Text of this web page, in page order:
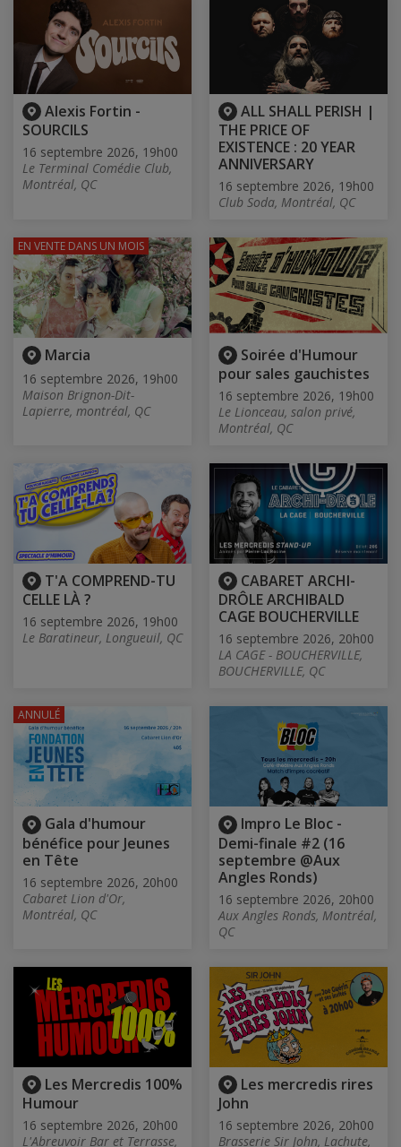
Alexis Fortin -
SOURCILS
16 septembre 2026, 19h00
Le Terminal Comédie Club,
Montréal, QC
ALL SHALL PERISH |
THE PRICE OF
EXISTENCE : 20 YEAR
ANNIVERSARY
16 septembre 2026, 19h00
Club Soda, Montréal, QC
Marcia
16 septembre 2026, 19h00
Maison Brignon-Dit-
Lapierre, montréal, QC
EN VENTE DANS UN MOIS
Soirée d'Humour
pour sales gauchistes
16 septembre 2026, 19h00
Le Lionceau, salon privé,
Montréal, QC
T'A COMPREND-TU
CELLE LÀ ?
16 septembre 2026, 19h00
Le Baratineur, Longueuil, QC
CABARET ARCHI-
DRÔLE ARCHIBALD
CAGE BOUCHERVILLE
16 septembre 2026, 20h00
LA CAGE - BOUCHERVILLE,
BOUCHERVILLE, QC
Gala d'humour
bénéfice pour Jeunes
en Tête
16 septembre 2026, 20h00
Cabaret Lion d'Or,
Montréal, QC
ANNULÉ
Impro Le Bloc -
Demi-finale #2 (16
septembre @Aux
Angles Ronds)
16 septembre 2026, 20h00
Aux Angles Ronds, Montréal,
QC
Les Mercredis 100%
Humour
16 septembre 2026, 20h00
L'Abreuvoir Bar et Terrasse,
Les mercredis rires
John
16 septembre 2026, 20h00
Brasserie Sir John, Lachute,